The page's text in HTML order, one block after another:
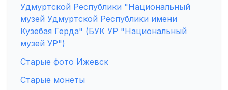
Удмуртской Республики "Национальный
музей Удмуртской Республики имени
Кузебая Герда" (БУК УР "Национальный
музей УР")
Старые фото Ижевск
Старые монеты